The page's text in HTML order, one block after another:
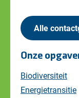
Alle
Onze
Biodiversiteit
Energietransitie